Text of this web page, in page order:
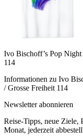
Ivo Bischoff’s Pop
114
Informationen zu Ivo
/ Grosse Freiheit 114
Newsletter abonnieren
Reise-Tipps, neue Ziele,
Monat, jederzeit